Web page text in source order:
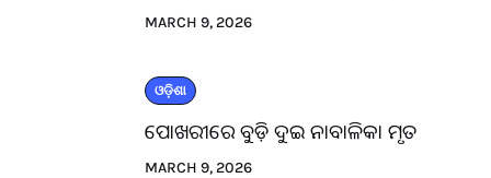
MARCH 9, 2026
ଓଡ଼ିଶା
ପୋଖରୀରେ ବୁଡ଼ି ଦୁଇ ନାବାଳିକା ମୃତ
MARCH 9, 2026